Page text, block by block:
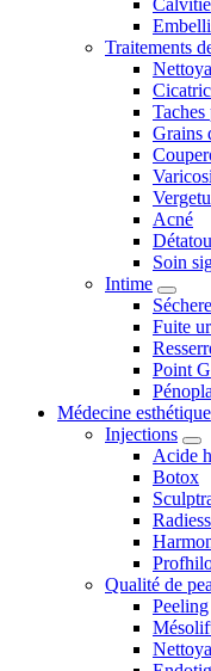
Calvitie
Traitements
Taches
Grains
Acné
Soin
Intime
Fuite
Point G
Médecine esthétique
Injections
Acide
Botox
Qualité de
Peeling